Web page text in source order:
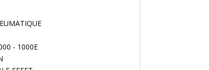
- 1000E